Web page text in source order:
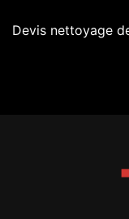
Devis nettoyage